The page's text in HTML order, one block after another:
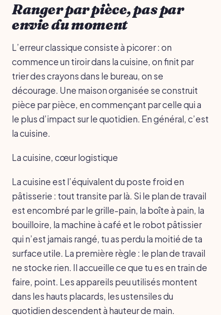
Ranger par pièce, pas par
envie du moment
L’erreur classique consiste à picorer : on
commence un tiroir dans la cuisine, on finit par
trier des crayons dans le bureau, on se
décourage. Une maison organisée se construit
pièce par pièce, en commençant par celle qui a
le plus d’impact sur le quotidien. En général, c’est
la cuisine.
La cuisine, cœur logistique
La cuisine est l’équivalent du poste froid en
pâtisserie : tout transite par là. Si le plan de travail
est encombré par le grille-pain, la boîte à pain, la
bouilloire, la machine à café et le robot pâtissier
qui n’est jamais rangé, tu as perdu la moitié de ta
surface utile. La première règle : le plan de travail
ne stocke rien. Il accueille ce que tu es en train de
faire, point. Les appareils peu utilisés montent
dans les hauts placards, les ustensiles du
quotidien descendent à hauteur de main.